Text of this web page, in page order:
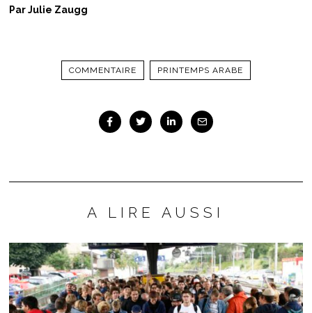
Par Julie Zaugg
COMMENTAIRE PRINTEMPS ARABE
A LIRE AUSSI